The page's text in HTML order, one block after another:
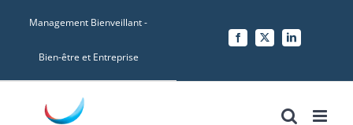
Management Bienveillant -
Bien-être et Entreprise
Facebook
X LinkedIn